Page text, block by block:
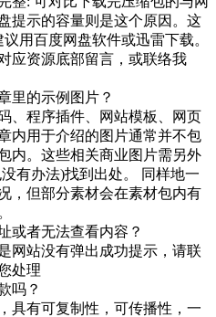
提示的容量则是这个原因。这
用百度网盘软件或迅雷下载。
应资源底部留言，或联络我
里的示例图片？
、程序插件、网站模板、网页
内用于介绍的图片通常并不包
内。这些相关商业图片需另外
有办法)找到出处。 同样地一
，但部分素材会在素材包内有
或者无法查看内容？
网站没有弹出成功提示，请联
处理
吗？
具有可复制性，可传播性，一